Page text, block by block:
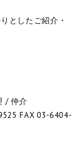
としたご紹介・
/ 仲介
FAX 03-6404-